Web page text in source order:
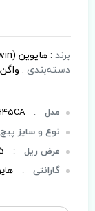
برند :هایوین (Hiwin) ساخت تایوان
دسته‌بندی : واگن
مدل :
نوع و سایز
عرض ریل :
گارانتی :